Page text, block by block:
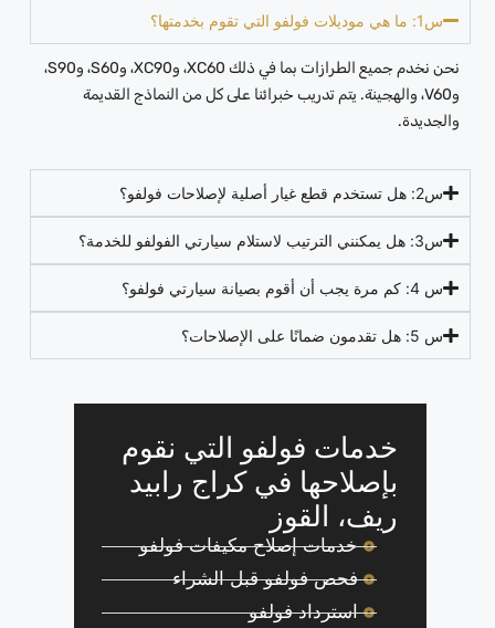
س1: ما هي موديلات فولفو التي تقوم بخدمتها؟
نحن نخدم جميع الطرازات بما في ذلك XC60، وXC90، وS60، وS90،
وV60، والهجينة. يتم تدريب خبرائنا على كل من النماذج القديمة
والجديدة.
س2: هل تستخدم قطع غيار أصلية لإصلاحات فولفو؟
س3: هل يمكنني الترتيب لاستلام سيارتي الفولفو للخدمة؟
س 4: كم مرة يجب أن أقوم بصيانة سيارتي فولفو؟
س 5: هل تقدمون ضمانًا على الإصلاحات؟
خدمات فولفو التي نقوم
بإصلاحها في كراج رابيد
ريف، القوز
خدمات إصلاح مكيفات فولفو
فحص فولفو قبل الشراء
استرداد فولفو